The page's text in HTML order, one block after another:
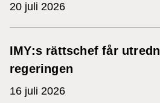
20 juli 2026
IMY:s rättschef får
regeringen
16 juli 2026